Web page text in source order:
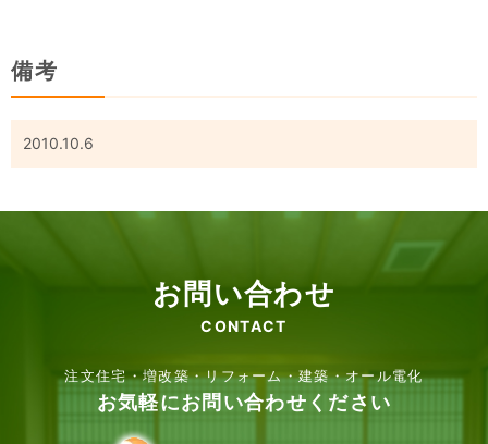
備考
2010.10.6
お問い合わせ
CONTACT
注文住宅・増改築・リフォーム・建築・オール電化
お気軽にお問い合わせください